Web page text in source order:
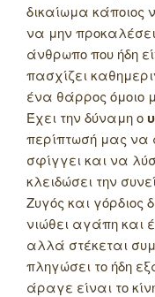
δικαίωμα κάποιος
να μην
άνθρωπο που ήδη
πασχίζει
ένα θάρρος όμοιο
Έχει την δύναμη ο
περίπτωσή μας να
σφίγγει και να
κλειδώσει την
Ζυγός και γόρδιος
νιώθει αγάπη και
αλλά στέκεται
πληγώσει το ήδη
άραγε είναι το